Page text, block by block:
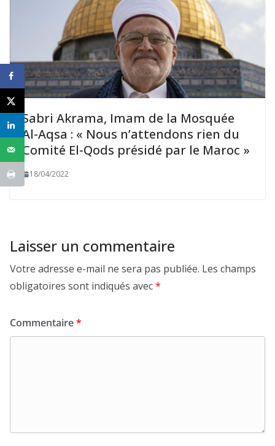
Sabri Akrama, Imam de la Mosquée
Al-Aqsa : « Nous n’attendons rien du
Comité El-Qods présidé par le Maroc »
18/04/2022
Laisser un commentaire
Votre adresse e-mail ne sera pas publiée. Les champs
obligatoires sont indiqués avec*
Commentaire*